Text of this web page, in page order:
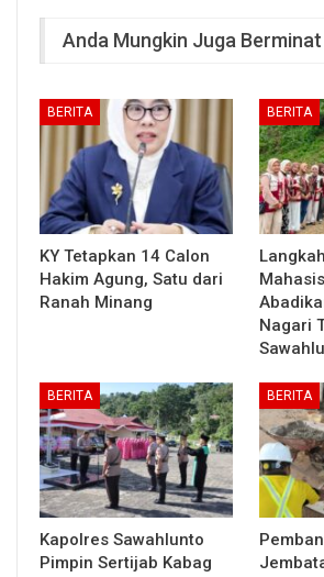
Anda Mungkin Juga Berminat
BERITA
KY Tetapkan 14 Calon
Hakim Agung, Satu dari
Ranah Minang
BERITA
Nagari
BERITA
Kapolres Sawahlunto
Pimpin Sertijab Kabag
BERITA